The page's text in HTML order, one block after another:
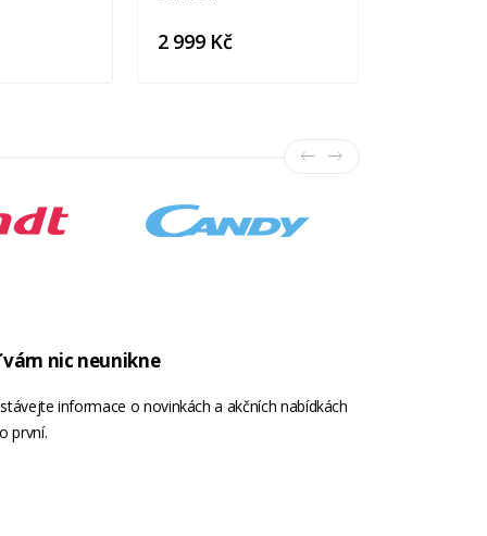
2 999 Kč
nic neunikne
informace o novinkách a akčních nabídkách
první.